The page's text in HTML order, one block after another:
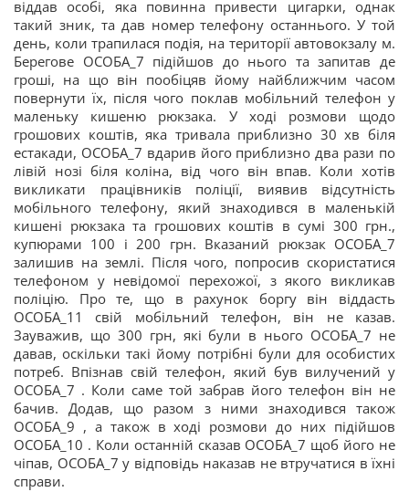
віддав особі, яка повинна привести цигарки, однак
такий зник, та дав номер телефону останнього. У той
день, коли трапилася подія, на території автовокзалу м.
Берегове ОСОБА_7 підійшов до нього та запитав де
гроші, на що він пообіцяв йому найближчим часом
повернути їх, після чого поклав мобільний телефон у
маленьку кишеню рюкзака. У ході розмови щодо
грошових коштів, яка тривала приблизно 30 хв біля
естакади, ОСОБА_7 вдарив його приблизно два рази по
лівій нозі біля коліна, від чого він впав. Коли хотів
викликати працівників поліції, виявив відсутність
мобільного телефону, який знаходився в маленькій
кишені рюкзака та грошових коштів в сумі 300 грн.,
купюрами 100 і 200 грн. Вказаний рюкзак ОСОБА_7
залишив на землі. Після чого, попросив скористатися
телефоном у невідомої перехожої, з якого викликав
поліцію. Про те, що в рахунок боргу він віддасть
ОСОБА_11 свій мобільний телефон, він не казав.
Зауважив, що 300 грн, які були в нього ОСОБА_7 не
давав, оскільки такі йому потрібні були для особистих
потреб. Впізнав свій телефон, який був вилучений у
ОСОБА_7 . Коли саме той забрав його телефон він не
бачив. Додав, що разом з ними знаходився також
ОСОБА_9 , а також в ході розмови до них підійшов
ОСОБА_10 . Коли останній сказав ОСОБА_7 щоб його не
чіпав, ОСОБА_7 у відповідь наказав не втручатися в їхні
справи.